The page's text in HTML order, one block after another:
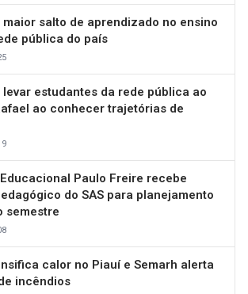
maior salto de aprendizado no ensino
pública do país
levar estudantes da rede pública ao
ao conhecer trajetórias de
Paulo Freire recebe
do SAS para planejamento
semestre
calor no Piauí e Semarh alerta
incêndios